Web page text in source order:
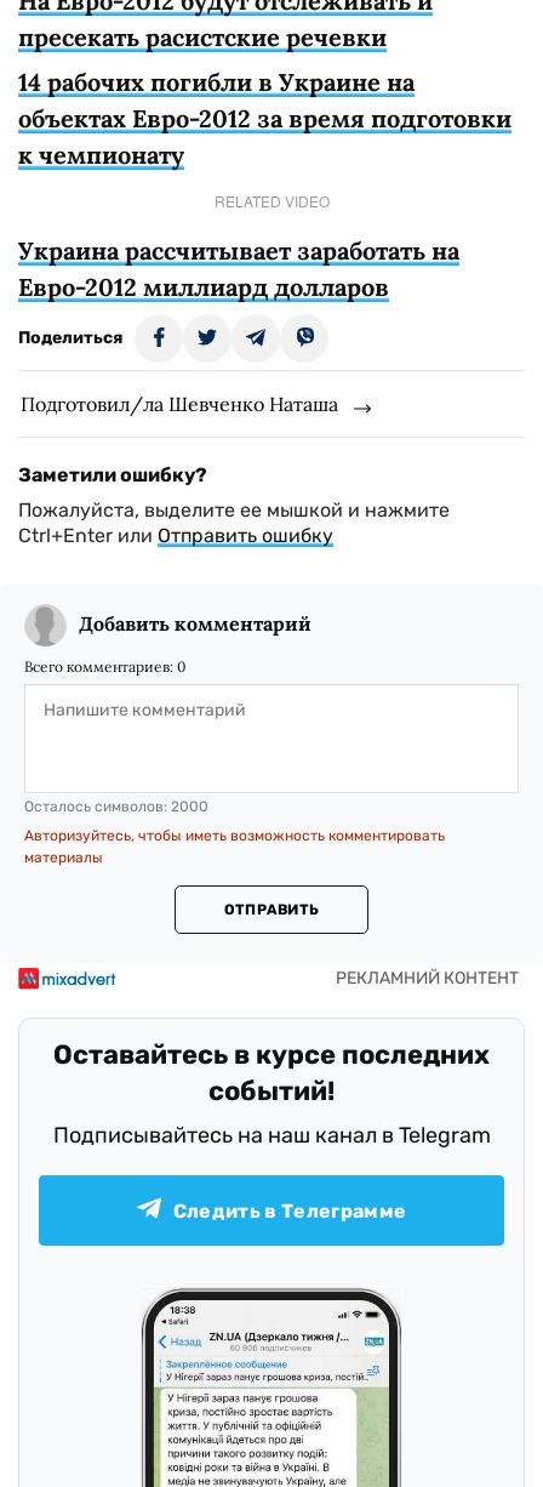
пресекать расистские речевки
14 рабочих погибли в Украине на
объектах Евро-2012 за время подготовки
к чемпионату
RELATED VIDEO
Украина рассчитывает заработать на
Евро-2012 миллиард долларов
Поделиться
Подготовил/ла Шевченко Наташа
Заметили ошибку?
Пожалуйста, выделите ее мышкой и нажмите
Ctrl+Enter или Отправить ошибку
Добавить комментарий
Всего комментариев: 0
Осталось символов: 2000
Авторизуйтесь, чтобы иметь возможность комментировать
материалы
ОТПРАВИТЬ
Оставайтесь в курсе последних
событий!
Подписывайтесь на наш канал в Telegram
Следить в Телеграмме